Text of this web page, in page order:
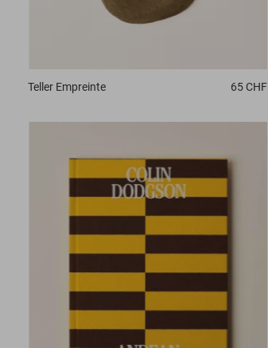
Teller Empreinte 65 CHF